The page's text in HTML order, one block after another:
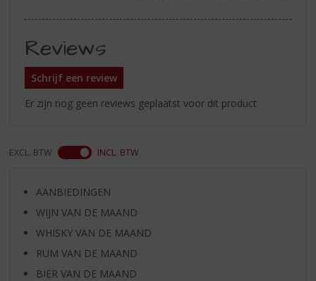
Reviews
Schrijf een review
Er zijn nog geen reviews geplaatst voor dit product
EXCL. BTW INCL. BTW
AANBIEDINGEN
WIJN VAN DE MAAND
WHISKY VAN DE MAAND
RUM VAN DE MAAND
BIER VAN DE MAAND